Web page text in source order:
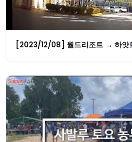
[2023/12/08] 월드리조트 → 하얏